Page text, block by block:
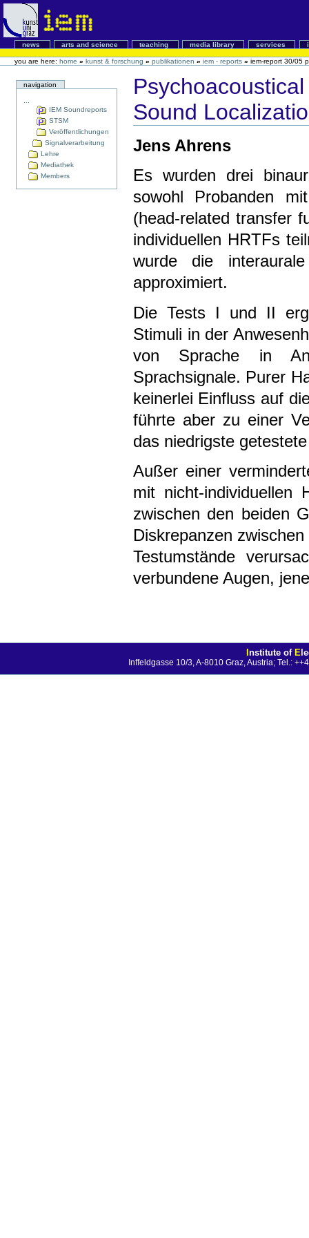
news arts and science teaching media library services
you are here: home » kunst & forschung » publikationen » iem - reports » iem-report 30/05
navigation
IEM Soundreports
STSM
Veröffentlichungen
Signalverarbeitung
Lehre
Mediathek
Members
Sound
Jens Ahrens
Es wurden drei
sowohl Probanden
(head-related transfer
individuellen HRTFs
wurde die
approximiert.
Die Tests I und II
Stimuli in der
von Sprache in
Sprachsignale. Purer
keinerlei Einfluss auf
führte aber zu einer
das niedrigste
Außer einer
mit nicht-individuellen
zwischen den beiden
Diskrepanzen
Testumstände
verbundene Augen,
Institute of E
Inffeldgasse 10/3, A-8010 Graz, Austria; Tel.: